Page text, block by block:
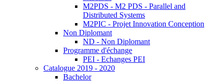
M2PDS - M2 PDS - Parallel and
Distributed Systems
M2PIC - Projet Innovation Conception
Non Diplomant
ND - Non Diplomant
Programme d'échange
PEI - Echanges PEI
Catalogue 2019 - 2020
Bachelor